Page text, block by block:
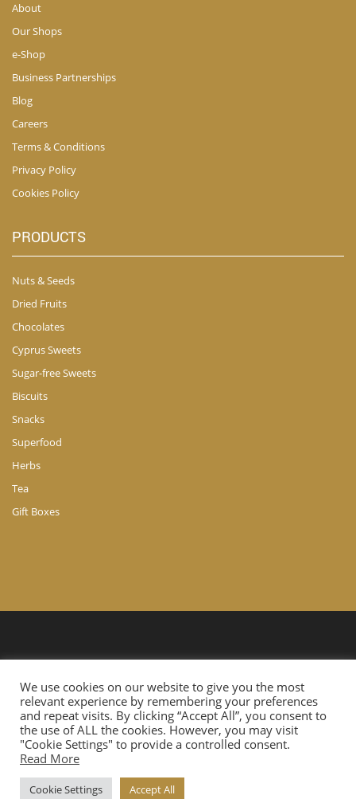
About
Our Shops
e-Shop
Business Partnerships
Blog
Careers
Terms & Conditions
Privacy Policy
Cookies Policy
PRODUCTS
Nuts & Seeds
Dried Fruits
Chocolates
Cyprus Sweets
Sugar-free Sweets
Biscuits
Snacks
Superfood
Herbs
Tea
Gift Boxes
Website Developed by Cloudtech.com.cy
We use cookies on our website to give you the most
relevant experience by remembering your preferences
and repeat visits. By clicking “Accept All”, you consent to
the use of ALL the cookies. However, you may visit
"Cookie Settings" to provide a controlled consent.
Read More
Cookie Settings Accept All